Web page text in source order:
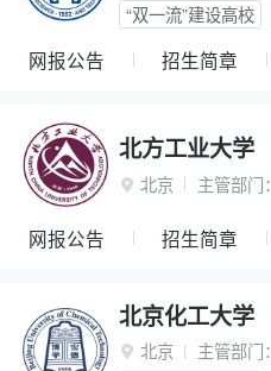
“双一流”建设高校
网报公告 招生简章
北方工业大学
 北京 主管部门：
网报公告 招生简章
北京化工大学
 北京 主管部门：